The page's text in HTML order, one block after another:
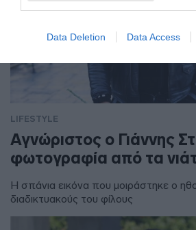
Data Deletion Data Access
LIFESTYLE
Αγνώριστος ο Γιάννης
φωτογραφία από τα
Η σπάνια εικόνα που μοιράστηκε ο
διαδικτυακούς του φίλους